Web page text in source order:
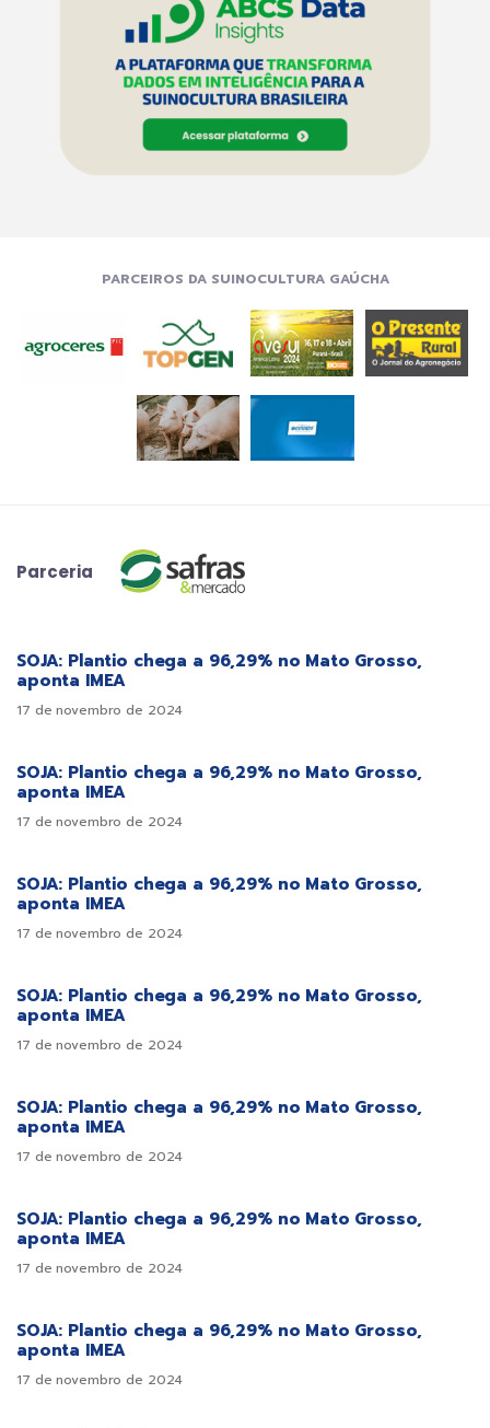
PARCEIROS DA SUINOCULTURA GAÚCHA
Parceria
SOJA: Plantio chega a 96,29% no Mato Grosso,
aponta IMEA
17 de novembro de 2024
SOJA: Plantio chega a 96,29% no Mato Grosso,
aponta IMEA
17 de novembro de 2024
SOJA: Plantio chega a 96,29% no Mato Grosso,
aponta IMEA
17 de novembro de 2024
SOJA: Plantio chega a 96,29% no Mato Grosso,
aponta IMEA
17 de novembro de 2024
SOJA: Plantio chega a 96,29% no Mato Grosso,
aponta IMEA
17 de novembro de 2024
SOJA: Plantio chega a 96,29% no Mato Grosso,
aponta IMEA
17 de novembro de 2024
SOJA: Plantio chega a 96,29% no Mato Grosso,
aponta IMEA
17 de novembro de 2024